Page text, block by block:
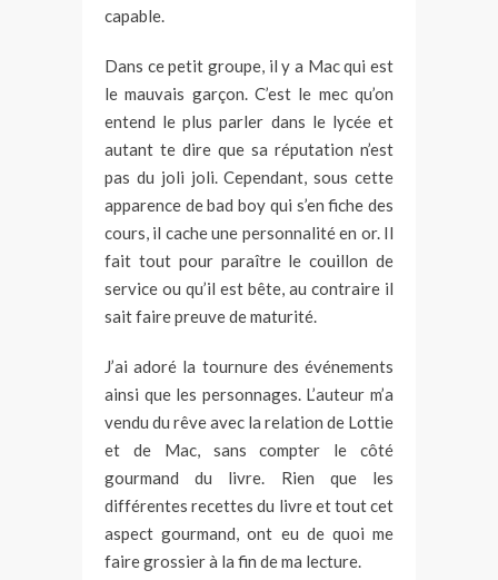
capable.
Dans ce petit groupe, il y a Mac qui est
le mauvais garçon. C’est le mec qu’on
entend le plus parler dans le lycée et
autant te dire que sa réputation n’est
pas du joli joli. Cependant, sous cette
apparence de bad boy qui s’en fiche des
cours, il cache une personnalité en or. Il
fait tout pour paraître le couillon de
service ou qu’il est bête, au contraire il
sait faire preuve de maturité.
J’ai adoré la tournure des événements
ainsi que les personnages. L’auteur m’a
vendu du rêve avec la relation de Lottie
et de Mac, sans compter le côté
gourmand du livre. Rien que les
différentes recettes du livre et tout cet
aspect gourmand, ont eu de quoi me
faire grossier à la fin de ma lecture.